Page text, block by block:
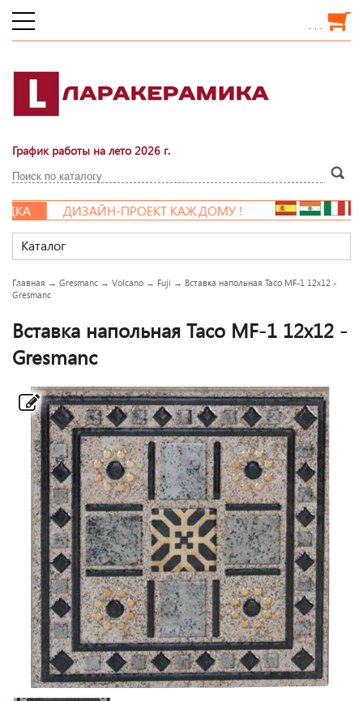
. . .
График работы на лето 2026 г.
ДИЗАЙН-ПРОЕКТ КАЖДОМУ !
Каталог
Главная → Gresmanc → Volcano → Fuji → Вставка напольная Taco MF-1 12x12 -
Gresmanc
Вставка напольная Taco MF-1 12x12 -
Gresmanc